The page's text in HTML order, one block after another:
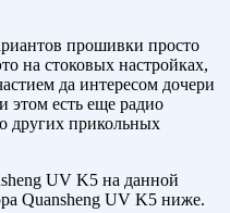
прошивки просто
на стоковых настройках,
да интересом дочери
этом есть еще радио
других прикольных
UV K5 на данной
Quansheng UV K5 ниже.